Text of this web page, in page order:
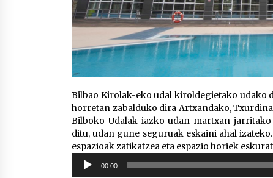
Bilbao Kirolak-eko udal kiroldegietako udako
horretan zabalduko dira Artxandako,
Bilboko Udalak iazko udan martxan
ditu, udan gune seguruak eskaini ahal
espazioak zatikatzea eta espazio horiek
Soinu
erreproduzigailua
00:00